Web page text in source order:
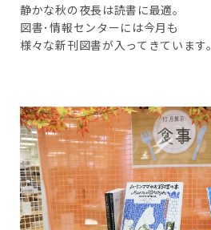
静かな秋の夜長は読書に最適。
図書･情報センターには今月も
様々な新刊図書が入ってきています。